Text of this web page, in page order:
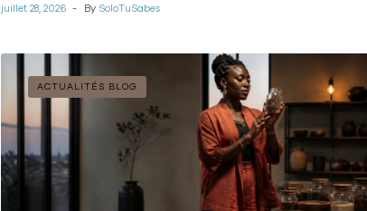
juillet 28, 2026 By SoloTuSabes
ACTUALITÉS BLOG